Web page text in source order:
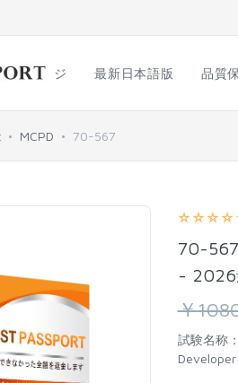
ムページ 最新日本語版 品質
MCPD 70-567
70-
- 2026
￥
試験名称：
Developer